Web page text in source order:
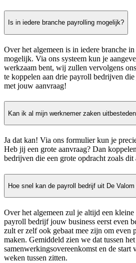
Is in iedere branche payrolling mogelijk?
Over het algemeen is in iedere branche
mogelijk. Via ons systeem kun je
werkzaam bent, wij zullen vervolgens
te koppelen aan drie payroll bedrijven
met jouw aanvraag!
Kan ik al mijn werknemer zaken
Ja dat kan! Via ons formulier kun je
Heb jij een grote aanvraag? Dan
bedrijven die een grote opdracht zoals dit
Hoe snel kan de payroll bedrijf uit De
Over het algemeen zul je altijd een
payroll bedrijf jouw business eerst even
zult er zelf ook gebaat mee zijn om even
maken. Gemiddeld zien we dat tussen
samenwerkingsovereenkomst en de start
weken tussen zitten.